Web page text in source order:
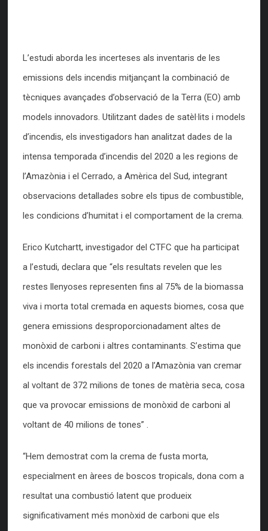
L’estudi aborda les incerteses als inventaris de les
emissions dels incendis mitjançant la combinació de
tècniques avançades d’observació de la Terra (EO) amb
models innovadors. Utilitzant dades de satèl·lits i models
d’incendis, els investigadors han analitzat dades de la
intensa temporada d’incendis del 2020 a les regions de
l’Amazònia i el Cerrado, a Amèrica del Sud, integrant
observacions detallades sobre els tipus de combustible,
les condicions d’humitat i el comportament de la crema.
Erico Kutchartt, investigador del CTFC que ha participat
a l’estudi, declara que “els resultats revelen que les
restes llenyoses representen fins al 75% de la biomassa
viva i morta total cremada en aquests biomes, cosa que
genera emissions desproporcionadament altes de
monòxid de carboni i altres contaminants. S’estima que
els incendis forestals del 2020 a l’Amazònia van cremar
al voltant de 372 milions de tones de matèria seca, cosa
que va provocar emissions de monòxid de carboni al
voltant de 40 milions de tones” .
“Hem demostrat com la crema de fusta morta,
especialment en àrees de boscos tropicals, dona com a
resultat una combustió latent que produeix
significativament més monòxid de carboni que els